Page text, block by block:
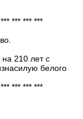
*** *** ***
210 лет с
белого
*** *** ***